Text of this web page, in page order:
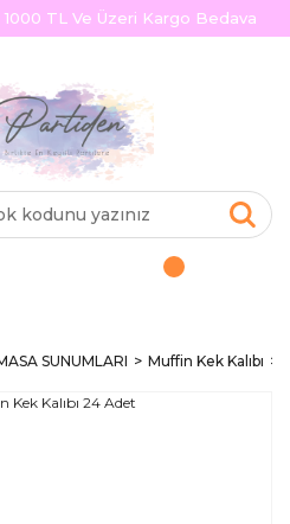
TL Ve Üzeri Kargo Bedava
SUNUMLARI Muffin Kek Kalıbı